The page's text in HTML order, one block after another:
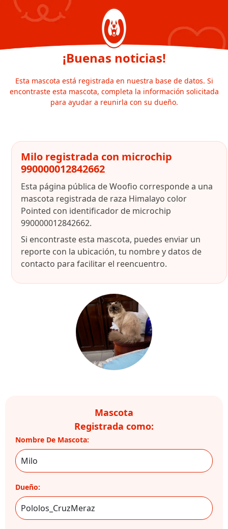
¡Buenas noticias!
Esta mascota está registrada en nuestra base de datos. Si
encontraste esta mascota, completa la información solicitada
para ayudar a reunirla con su dueño.
Milo registrada con microchip
990000012842662
Esta página pública de Woofio corresponde a una
mascota registrada de raza Himalayo color
Pointed con identificador de microchip
990000012842662.
Si encontraste esta mascota, puedes enviar un
reporte con la ubicación, tu nombre y datos de
contacto para facilitar el reencuentro.
Mascota
Registrada como:
Nombre De Mascota:
Dueño: